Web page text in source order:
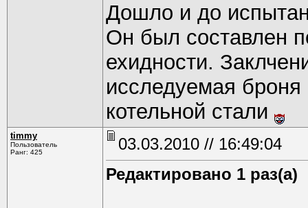
Дошло и до
Он был составлен
ехидности.
исследуемая броня
котельной стали
timmy
Пользователь
Ранг: 425
03.03.2010 // 16:49:04
Редактировано 1 раз(а)